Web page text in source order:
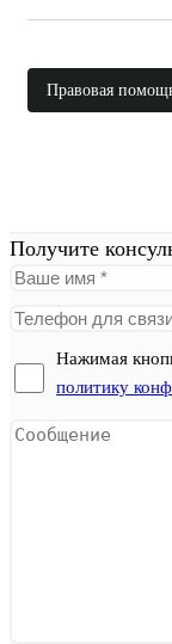
Правовая
Получите
Нажимая
политику